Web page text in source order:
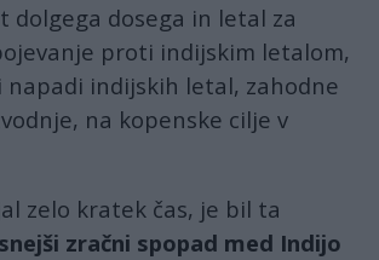
dolgega dosega in letal za
proti indijskim letalom,
indijskih letal, zahodne
na kopenske cilje v
zelo kratek čas, je bil ta
zračni spopad med Indijo